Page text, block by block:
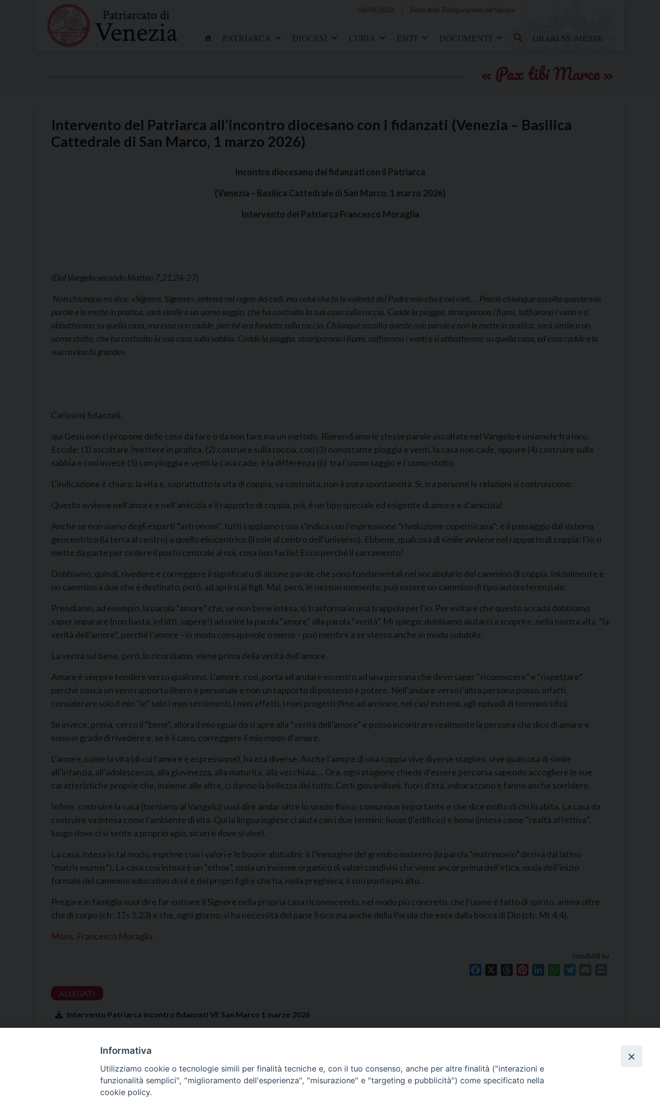
06/08/2026 Festa della Trasfigurazione del Signore
PATRIARCA DIOCESI CURIA ENTI DOCUMENTI ORARI SS. MESSE
Pax tibi Marce
Intervento del Patriarca all’incontro diocesano con i fidanzati (Venezia – Basilica
Cattedrale di San Marco, 1 marzo 2026)
Incontro diocesano dei fidanzati con il Patriarca
(Venezia – Basilica Cattedrale di San Marco, 1 marzo 2026)
Intervento del Patriarca Francesco Moraglia
(Dal Vangelo secondo Matteo 7,21.24-27)
Non chiunque mi dice: «Signore, Signore», entrerà nel regno dei cieli, ma colui che fa la volontà del Padre mio che è nei cieli… Perciò chiunque ascolta queste mie
parole e le mette in pratica, sarà simile a un uomo saggio, che ha costruito la sua casa sulla roccia. Cadde la pioggia, strariparono i fiumi, soffiarono i venti e si
abbatterono su quella casa, ma essa non cadde, perché era fondata sulla roccia. Chiunque ascolta queste mie parole e non le mette in pratica, sarà simile a un
uomo stolto, che ha costruito la sua casa sulla sabbia. Cadde la pioggia, strariparono i fiumi, soffiarono i venti e si abbatterono su quella casa, ed essa cadde e la
sua rovina fu grande».
Carissimi fidanzati,
qui Gesù non ci propone delle cose da fare o da non fare ma un metodo. Riprendiamo le stesse parole ascoltate nel Vangelo e uniamole fra loro.
Eccole: (1) ascoltare /mettere in pratica, (2) costruire sulla roccia, così (3) nonostante pioggia e venti, la casa non cade, oppure (4) costruire sulla
sabbia e così invece (5) con pioggia e venti la casa cade; è la differenza (6) tra l’uomo saggio e l’uomo stolto.
L’indicazione è chiara: la vita e, soprattutto la vita di coppia, va costruita, non è pura spontaneità. Sì, tra persone le relazioni si costruiscono.
Questo avviene nell’amore e nell’amicizia e il rapporto di coppia, poi, è un tipo speciale ed esigente di amore e d’amicizia!
Anche se non siamo degli esperti “astronomi”, tutti sappiamo cosa s’indica con l’espressione “rivoluzione copernicana”: è il passaggio dal sistema
geocentrico (la terra al centro) a quello eliocentrico (il sole al centro dell’universo). Ebbene, qualcosa di simile avviene nel rapporto di coppia: l’io si
mette da parte per cedere il posto centrale al noi, cosa non facile! Ecco perché il sacramento!
Dobbiamo, quindi, rivedere e correggere il significato di alcune parole che sono fondamentali nel vocabolario del cammino di coppia. Inizialmente è
un cammino a due che è destinato, però, ad aprirsi ai figli. Mai, però, in nessun momento, può essere un cammino di tipo autoreferenziale.
Prendiamo, ad esempio, la parola “amore” che, se non bene intesa, si trasforma in una trappola per l’io. Per evitare che questo accada dobbiamo
saper imparare (non basta, infatti, sapere!) ad unire la parola “amore” alla parola “verità”. Mi spiego: dobbiamo aiutarci a scoprire, nella nostra vita, “la
verità dell’amore”, perché l’amore – in modo consapevole o meno – può mentire a se stesso anche in modo subdolo.
La verità sul bene, però, lo ricordiamo, viene prima della verità dell’amore.
Amare è sempre tendere verso qualcuno. L’amore, così, porta ad andare incontro ad una persona che devo saper “riconoscere” e “rispettare”
perché nasca un vero rapporto libero e personale e non un rapporto di possesso e potere. Nell’andare verso l’altra persona posso, infatti,
considerare solo il mio “io” solo i miei sentimenti, i miei affetti, i miei progetti (fino ad arrivare, nei casi estremi, agli episodi di femminicidio).
Se invece, prima, cerco il “bene”, allora il mio sguardo si apre alla “verità dell’amore” e posso incontrare realmente la persona che dico di amare e
sono in grado di rivedere e, se è il caso, correggere il mio modo d’amare.
L’amore, come la vita (di cui l’amore è espressione), ha età diverse. Anche l’amore di una coppia vive diverse stagioni, vive qualcosa di simile
all’infanzia, all’adolescenza, alla giovinezza, alla maturità, alla vecchiaia…. Ora, ogni stagione chiede d’essere percorsa sapendo accogliere le sue
caratteristiche proprie che, insieme alle altre, ci danno la bellezza del tutto. Certi giovanilismi, fuori d’età, imbarazzano e fanno anche sorridere.
Infine, costruire la casa (torniamo al Vangelo) vuol dire andar oltre lo spazio fisico, comunque importante e che dice molto di chi lo abita. La casa da
costruire va intesa come l’ambiente di vita. Qui la lingua inglese ci aiuta con i due termini: house(l’edificio) e home(intesa come “realtà affettiva”,
luogo dove ci si sente a proprio agio, sicuri e dove si vive).
La casa, intesa in tal modo, esprime così i valori e le buone abitudini; è l’immagine del grembo materno (la parola “matrimonio” deriva dal latino
”matris munus”). La casa così intesa è un “ethos”, ossia un insieme organico di valori condivisi che viene ancor prima dell’etica, ossia dell’inizio
formale del cammino educativo di sé e dei propri figli e che ha, nella preghiera, il suo punto più alto.
Pregare in famiglia vuol dire far entrare il Signore nella propria casa riconoscendo, nel modo più concreto, che l’uomo è fatto di spirito, anima oltre
che di corpo (cfr. 1Ts 5,23) e che, ogni giorno, si ha necessità del pane fisico ma anche della Parola che esce dalla bocca di Dio (cfr. Mt 4,4).
Mons. Francesco Moraglia
condividi su
Facebook ThreadsPinterestLinkedInWhatsApp
Intervento Patriarca incontro fidanzati VE San Marco 1 marzo 2026
Informativa
Utilizziamo cookie o tecnologie simili per finalità tecniche e, con il tuo consenso, anche per altre finalità ("interazioni e
funzionalità semplici", "miglioramento dell'esperienza", "misurazione" e "targeting e pubblicità") come specificato nella
cookie policy.